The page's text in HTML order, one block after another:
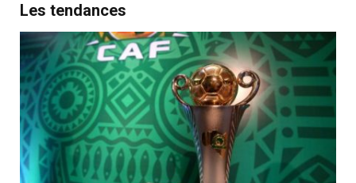
Les tendances